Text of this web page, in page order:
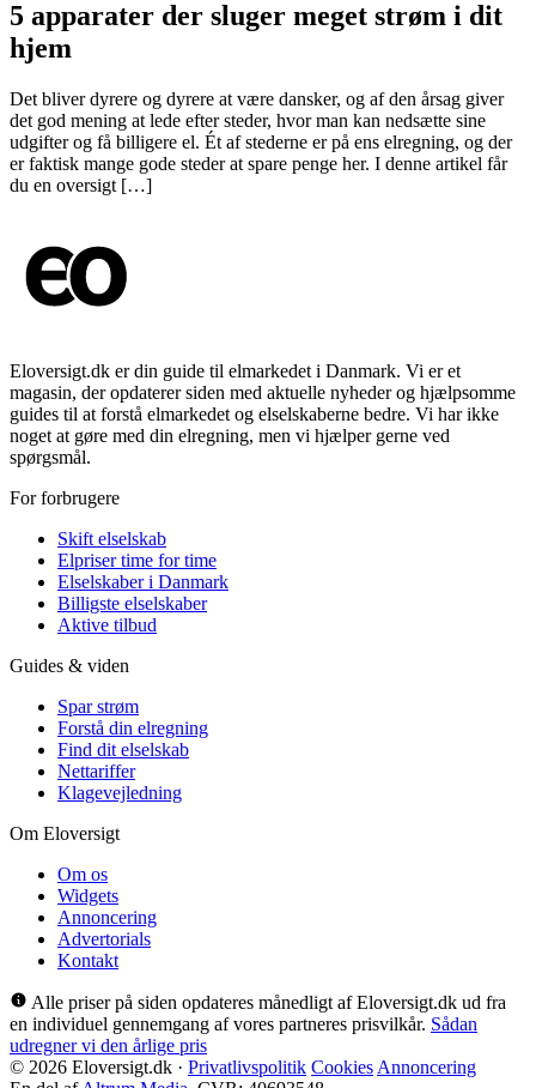
5 apparater der sluger meget strøm i dit
hjem
Det bliver dyrere og dyrere at være dansker, og af den årsag giver
det god mening at lede efter steder, hvor man kan nedsætte sine
udgifter og få billigere el. Ét af stederne er på ens elregning, og der
er faktisk mange gode steder at spare penge her. I denne artikel får
du en oversigt […]
Eloversigt.dk er din guide til elmarkedet i Danmark. Vi er et
magasin, der opdaterer siden med aktuelle nyheder og hjælpsomme
guides til at forstå elmarkedet og elselskaberne bedre. Vi har ikke
noget at gøre med din elregning, men vi hjælper gerne ved
spørgsmål.
For forbrugere
Skift elselskab
Elpriser time for time
Elselskaber i Danmark
Billigste elselskaber
Aktive tilbud
Guides & viden
Spar strøm
Forstå din elregning
Find dit elselskab
Nettariffer
Klagevejledning
Om Eloversigt
Om os
Widgets
Annoncering
Advertorials
Kontakt
Alle priser på siden opdateres månedligt af Eloversigt.dk ud fra
en individuel gennemgang af vores partneres prisvilkår. Sådan
udregner vi den årlige pris
© 2026 Eloversigt.dk · Privatlivspolitik CookiesAnnoncering